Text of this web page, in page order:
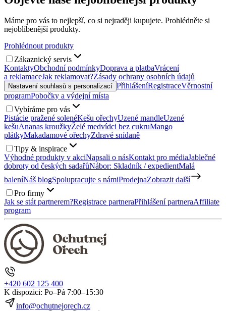
Máme pro vás to nejlepší, co si nejraději kupujete. Prohlédněte si
nejoblíbenější produkty.
Prohlédnout produkty
Zákaznický servis
KontaktyObchodní podmínkyDoprava a platbaVrácení
a reklamaceJak reklamovat?Zásady ochrany osobních údajů
Nastavení souhlasů s personalizací PřihlášeníRegistraceVěrnostní
programPobočky a výdejní místa
Vybíráme pro vás
Pistácie pražené solenéKešu ořechyUzené mandleUzené
kešuAnanas kroužkyŽelé medvídci bez cukruMango
plátkyMakadamové ořechyZdravé snídaně
Tipy & inspirace
Výhodné produkty v akciNapsali o násKontakt pro médiaJablečné
dobroty od českých sadařůNábor: Skladník / expedientMalá
baleníNáš blogSpolupracujte s námiProdejnaZobrazit další
Pro firmy
Jak se stát partnerem?Registrace partneraPřihlášení partneraAffiliate
program
+420 602 125 400
K dispozici: Po–Pá 7:00–15:30
info@ochutnejorech.cz